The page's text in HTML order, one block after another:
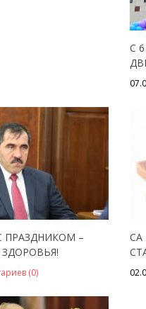
С
ПРАЗДНИКОМ –
(0)
СА